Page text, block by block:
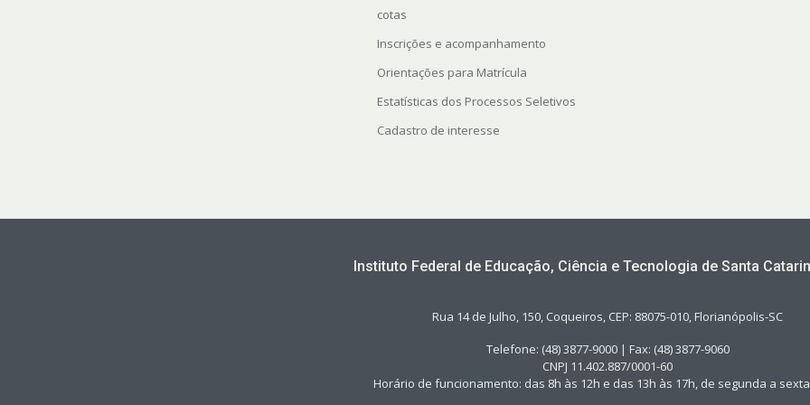
cotas
Inscrições e acompanhamento
Orientações para Matrícula
Estatísticas dos Processos Seletivos
Cadastro de interesse
Instituto Federal de Educação, Ciência e Tecnologia de Santa
Rua 14 de Julho, 150, Coqueiros, CEP: 88075-010, Florianópolis-SC
Telefone: (48) 3877-9000 | Fax: (48) 3877-9060
CNPJ 11.402.887/0001-60
Horário de funcionamento: das 8h às 12h e das 13h às 17h, de segunda a